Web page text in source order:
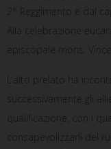
2° Reggimento e dal
Alla celebrazione
episcopale mons.
L’alto prelato ha
successivamente gli
qualificazione, con i
consapevolizzarli del